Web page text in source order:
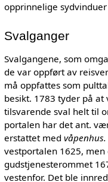
opprinnelige
Svalganger
Svalgangene, som
de var oppført av
må oppfattes som
besikt. 1783 tyder på
tilsvarende sval helt til
portalen har det ant.
erstattet med våpenhus.
vestportalen 1625,
gudstjenesterommet
vestenfor. Det ble